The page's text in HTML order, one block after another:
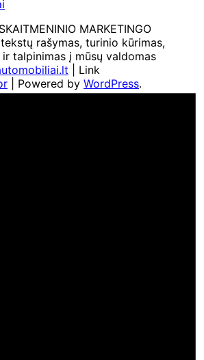
MARKETINGO
tekstų rašymas, turinio kūrimas,
talpinimas į mūsų valdomas
| Link
| Powered by WordPress.